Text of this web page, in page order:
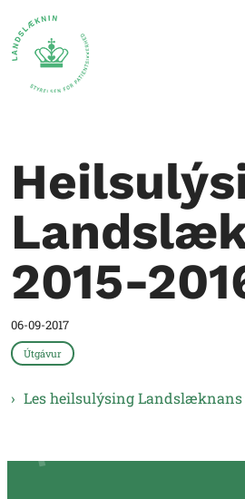
2015-
06-09-2017
Útgávur
Les heilsulýsing Landslæknans